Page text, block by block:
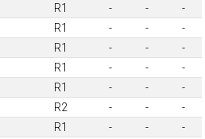
R1 - -
-
R1 - -
-
R1 - -
-
R1 - -
-
R1 - -
-
R2 - -
-
R1 - -
-